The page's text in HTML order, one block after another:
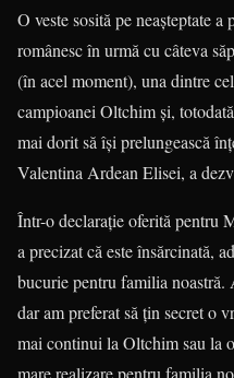
O veste sosită pe neaşteptate
românesc în urmă cu câteva
(în acel moment), una dintre
campioanei Oltchim şi,
mai dorit să îşi prelungească
Valentina Ardean Elisei, a
Într-o declaraţie oferită pentru
a precizat că este însărcinată,
bucurie pentru familia noastră.
dar am preferat să ţin secret o
mai continui la Oltchim sau la
mare realizare pentru familia